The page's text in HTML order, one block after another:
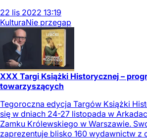
22 lis 2022 13:19
KulturaNie przegap
XXX Targi Książki Historycznej –
towarzyszących
Tegoroczna edycja Targów Książki
się w dniach 24-27 listopada w
Zamku Królewskiego w Warszawie.
zaprezentuje blisko 160 wydawnictw z